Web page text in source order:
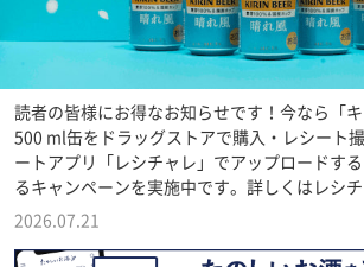
読者の皆様にお得なお知らせです！今なら「キ
500 ml缶をドラッグストアで購入・レシート
ートアプリ「レシチャレ」でアップロードす
るキャンペーンを実施中です。詳しくはレシチ
2026.07.21